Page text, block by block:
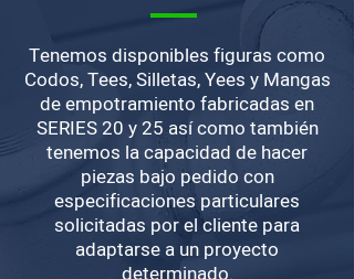
Tenemos disponibles figuras como
Codos, Tees, Silletas, Yees y Mangas
de empotramiento fabricadas en
SERIES 20 y 25 así como también
tenemos la capacidad de hacer
piezas bajo pedido con
especificaciones particulares
solicitadas por el cliente para
adaptarse a un proyecto